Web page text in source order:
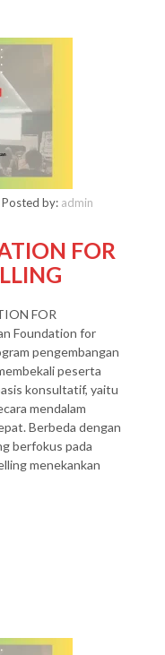
Posted by: admin
FOR
FOR
Foundation for
pengembangan
peserta
konsultatif, yaitu
mendalam
Berbeda dengan
berfokus pada
menekankan